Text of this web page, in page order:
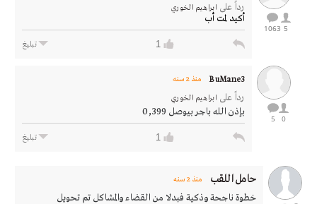
5
1063
رداً على ابراهيم الخوري
أكيد لمت أب
1 تبليغ
0
5
BuMane3 منذ 2 سنه
رداً على ابراهيم الخوري
بإذن الله باجر بيوصل 0,399
1 تبليغ
حامل اللقب منذ 2 سنه
خطوة ناجحة وذكية فبدلا من القضاء والمشاكل تم تحويل